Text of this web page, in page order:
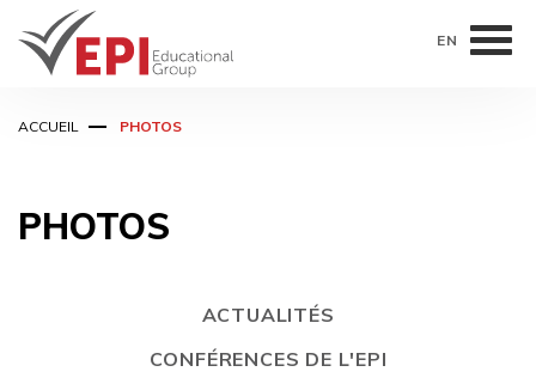
au
EN
ACCUEIL PHOTOS
PHOTOS
ACTUALITÉS
CONFÉRENCES DE L'EPI